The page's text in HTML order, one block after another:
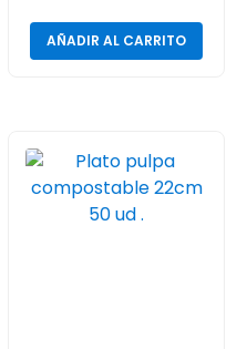
AÑADIR AL CARRITO